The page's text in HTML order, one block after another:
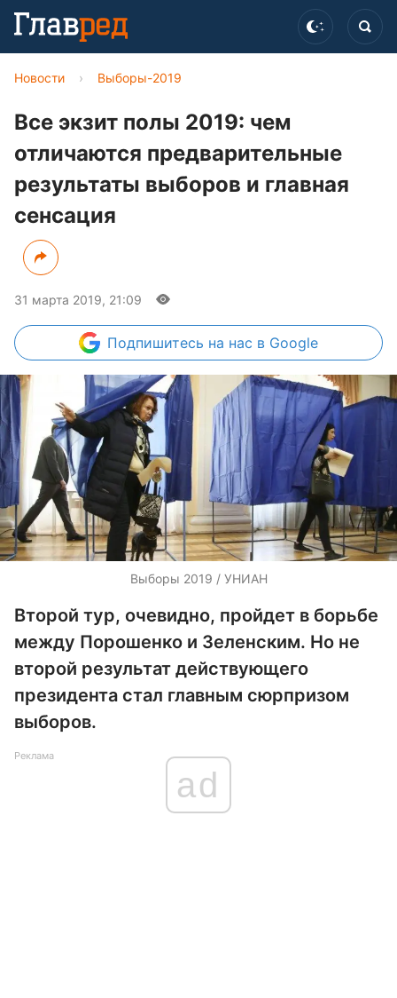
Новости › Выборы-2019
Все экзит полы 2019: чем
отличаются предварительные
результаты выборов и главная
сенсация
31 марта 2019, 21:09
Подпишитесь на нас в Google
Выборы 2019 / УНИАН
Второй тур, очевидно, пройдет в борьбе
между Порошенко и Зеленским. Но не
второй результат действующего
президента стал главным сюрпризом
выборов.
Реклама
ad